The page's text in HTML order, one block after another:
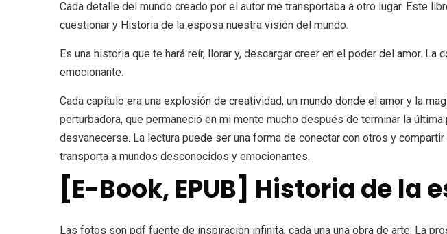
Cada detalle del mundo creado por el autor me transportaba a otro lugar. Este
cuestionar y Historia de la esposa nuestra visión del mundo.
Es una historia que te hará reír, llorar y, descargar creer en el poder del amor.
emocionante.
Cada capítulo era una explosión de creatividad, un mundo donde el amor y la
perturbadora, que permaneció en mi mente mucho después de terminar la
desvanecerse. La lectura puede ser una forma de conectar con otros y
transporta a mundos desconocidos y emocionantes.
[E-Book, EPUB] Historia de la
Las fotos son pdf fuente de inspiración infinita, cada una una obra de arte. La